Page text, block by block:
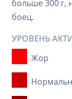
больше 300 г,
боец.
УРОВЕНЬ
Жор